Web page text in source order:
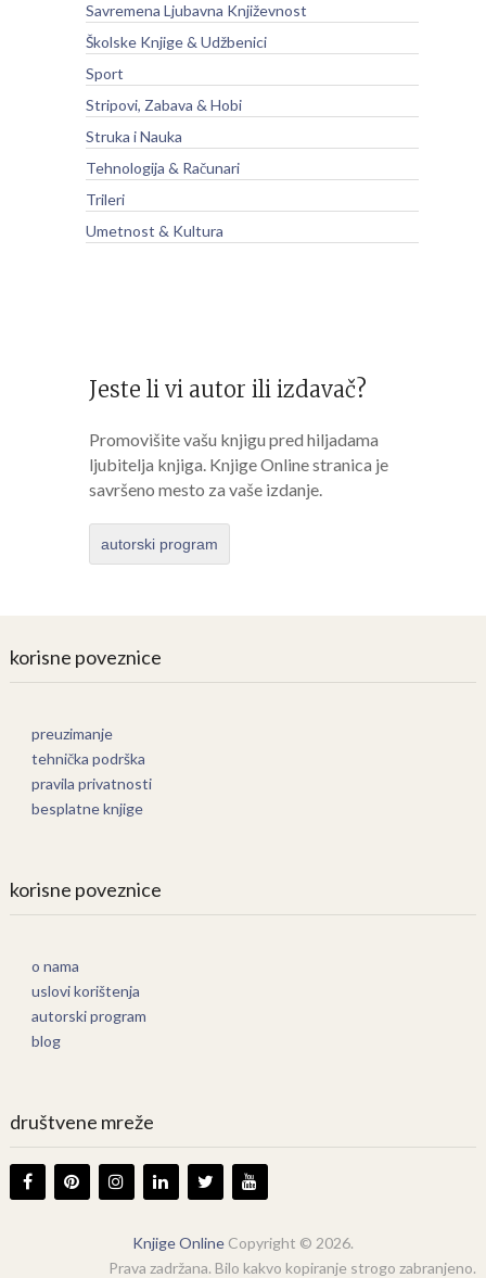
Savremena Ljubavna Književnost
Školske Knjige & Udžbenici
Sport
Stripovi, Zabava & Hobi
Struka i Nauka
Tehnologija & Računari
Trileri
Umetnost & Kultura
Jeste li vi autor ili izdavač?
Promovišite vašu knjigu pred hiljadama
ljubitelja knjiga. Knjige Online stranica je
savršeno mesto za vaše izdanje.
autorski program
korisne poveznice
preuzimanje
tehnička podrška
pravila privatnosti
besplatne knjige
korisne poveznice
o nama
uslovi korištenja
autorski program
blog
društvene mreže
Knjige OnlineCopyright © 2026.
Prava zadržana. Bilo kakvo kopiranje strogo zabranjeno.